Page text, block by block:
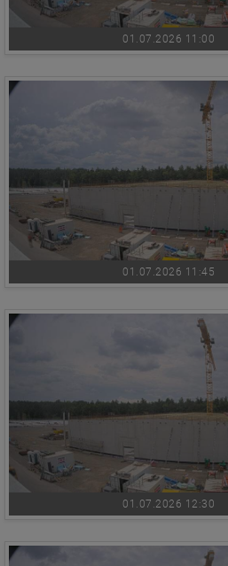
01.07.2026 11:00
01.07.2026 11:45
01.07.2026 12:30